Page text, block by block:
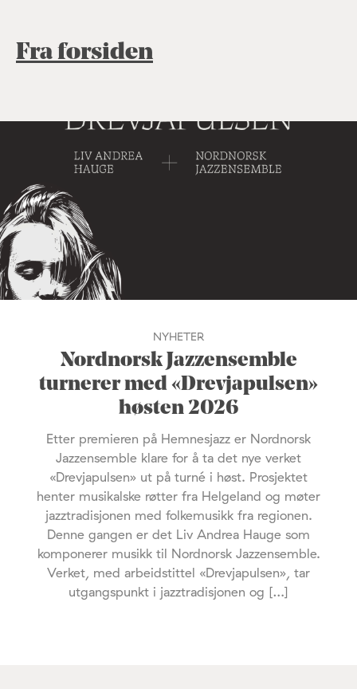
Fra forsiden
NYHETER
Nordnorsk Jazzensemble
turnerer med «Drevjapulsen»
høsten 2026
Etter premieren på Hemnesjazz er Nordnorsk
Jazzensemble klare for å ta det nye verket
«Drevjapulsen» ut på turné i høst. Prosjektet
henter musikalske røtter fra Helgeland og møter
jazztradisjonen med folkemusikk fra regionen.
Denne gangen er det Liv Andrea Hauge som
komponerer musikk til Nordnorsk Jazzensemble.
Verket, med arbeidstittel «Drevjapulsen», tar
utgangspunkt i jazztradisjonen og […]